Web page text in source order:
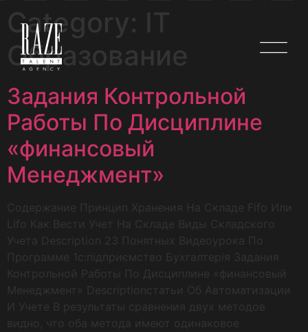
Category: IT
Образование
Задания Контрольной
Работы По Дисциплине
«финансовый
Менеджмент»
Содержание Принцип Хранения На Складе Fifo Или
Lifo Как Вести Учет На Складе Виды Складского
Учета Description 23 Понятных Видеоурока По
Программе 1с:підприємство Бухгалтерія Задания
Контрольной Работы По Дисциплине «финансовый
Менеджмент» Descriptionстатьи Об Автоматизации
И Учете В результаты сравнения двух методов
видно, что оба метода имеют одинаковое